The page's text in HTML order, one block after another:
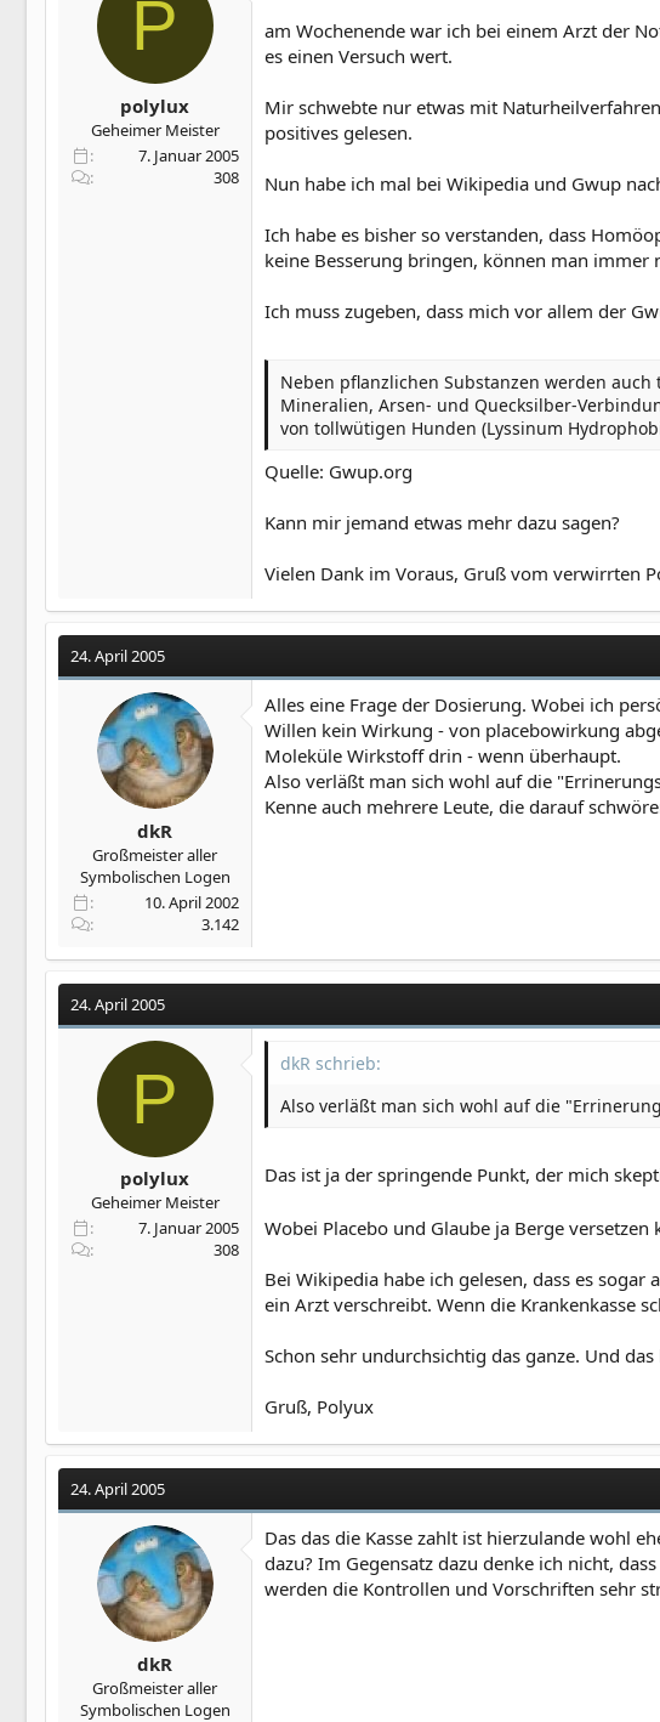
P
polylux
Geheimer Meister
7. Januar 2005
308
am Wochenende war ich bei einem Arzt der
es einen Versuch wert.
Mir schwebte nur etwas mit
positives gelesen.
Nun habe ich mal bei Wikipedia und Gwup
Ich habe es bisher so verstanden, dass
keine Besserung bringen, können man immer
Ich muss zugeben, dass mich vor allem der
Neben pflanzlichen Substanzen werden
Mineralien, Arsen- und Quecksilber-
von tollwütigen Hunden (Lyssinum
Quelle: Gwup.org
Kann mir jemand etwas mehr dazu sagen?
Vielen Dank im Voraus, Gruß vom verwirrten
24. April 2005
dkR
Großmeister aller
Symbolischen Logen
10. April 2002
3.142
Alles eine Frage der Dosierung. Wobei ich
Willen kein Wirkung - von placebowirkung
Moleküle Wirkstoff drin - wenn überhaupt.
Also verläßt man sich wohl auf die
Kenne auch mehrere Leute, die darauf
24. April 2005
P
polylux
Geheimer Meister
7. Januar 2005
308
dkR schrieb:
Also verläßt man sich wohl auf die
Das ist ja der springende Punkt, der mich
Wobei Placebo und Glaube ja Berge versetzen
Bei Wikipedia habe ich gelesen, dass es
ein Arzt verschreibt. Wenn die Krankenkasse
Schon sehr undurchsichtig das ganze. Und
Gruß, Polyux
24. April 2005
dkR
Großmeister aller
Symbolischen Logen
Das das die Kasse zahlt ist hierzulande wohl
dazu? Im Gegensatz dazu denke ich nicht,
werden die Kontrollen und Vorschriften sehr